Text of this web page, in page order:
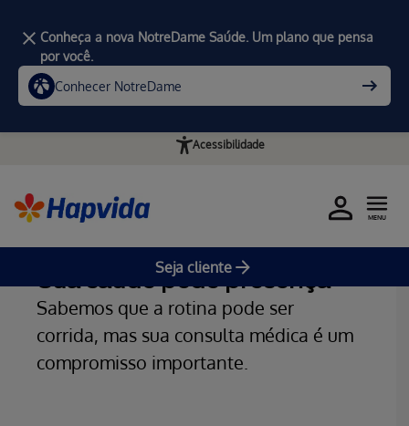
Acessibilidade
Seja cliente
MENU
Conheça a nova NotreDame Saúde. Um plano que pensa
por você.
Conhecer NotreDame
Sua saúde pede presença
Sabemos que a rotina pode ser
corrida, mas sua consulta médica é um
compromisso importante.